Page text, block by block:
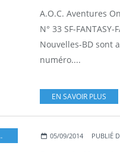
A.O.C. Aventures
N° 33 SF-FANTASY-
Nouvelles-BD sont
numéro....
EN SAVOIR PLUS
JEUX (ROLE,FANTASTIQUE,
05/09/2014 PUBLIÉ